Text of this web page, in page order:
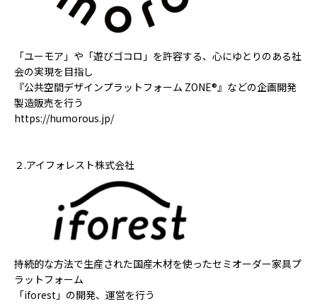
「ユーモア」や「遊びゴコロ」を許容する、心にゆとりのある社
会の実現を目指し
『公共空間デザインプラットフォーム ZONE®︎』などの企画開発
製造販売を行う
https://humorous.jp/
２.アイフォレスト株式会社​
持続的な方法で生産された国産木材を使ったセミオーダー家具プ
ラットフォーム
「iforest」の開発、運営を行う